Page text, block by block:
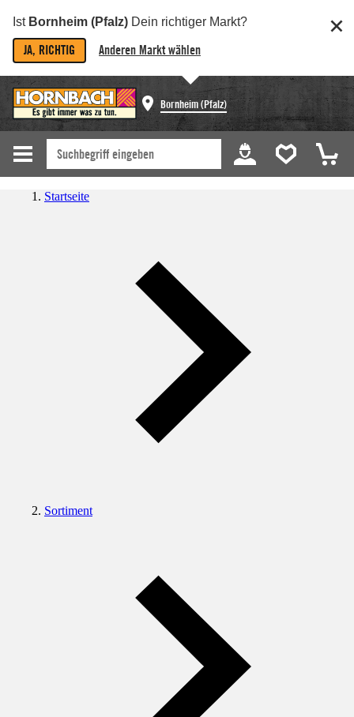
Ist Bornheim (Pfalz) Dein richtiger Markt?
JA, RICHTIG Anderen Markt wählen
Bornheim (Pfalz)
Startseite
Sortiment